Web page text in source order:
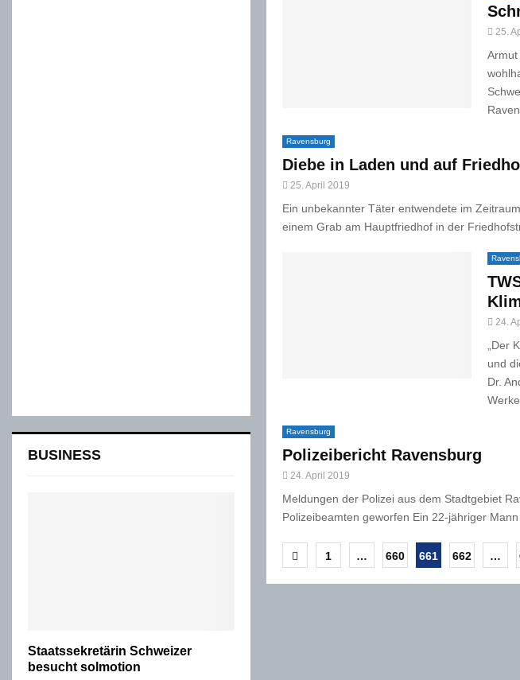
25.
Ravensburg
Diebe in Laden und auf
25. April 2019
Ein unbekannter Täter entwendete im
einem Grab am Hauptfriedhof in der
24.
„Der
und
Dr.
Ravensburg
Polizeibericht Ravensburg
24. April 2019
Meldungen der Polizei aus dem Stadtgebiet
Polizeibeamten geworfen Ein 22-jähriger
Seitennummerierung
der
1 … 660 661 662 …
BUSINESS
Staatssekretärin Schweizer
besucht solmotion